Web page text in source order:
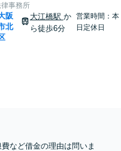
事務所
阪
北
大江橋駅 か
ら徒歩6分
営業時間：本
日定休日
など借金の理由は問いま